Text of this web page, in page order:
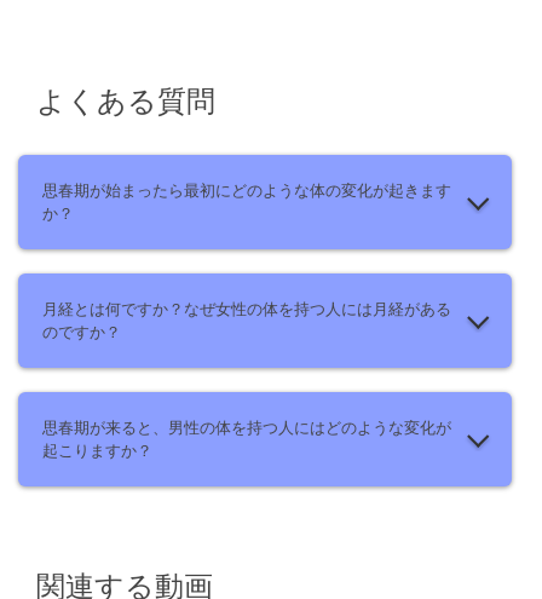
よくある質問
思春期が始まったら最初にどのような体の変化が起きます
か？
月経とは何ですか？なぜ女性の体を持つ人には月経がある
のですか？
思春期が来ると、男性の体を持つ人にはどのような変化が
起こりますか？
関連する動画